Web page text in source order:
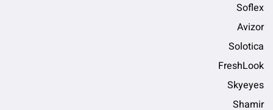
Soflex
Avizor
Solotica
FreshLook
Skyeyes
Shamir